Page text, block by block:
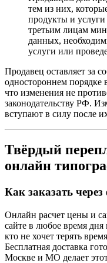
тем из них,
продукты и
третьим лицам
данных,
услуги или
Продавец оставляет за
одностороннем порядке
что изменения не
законодательству РФ.
вступают в силу после
Твёрдый
онлайн
Как заказать
Онлайн расчет цены и
сайте в любое время
кто не хочет терять
Бесплатная доставка
Москве и МО делает